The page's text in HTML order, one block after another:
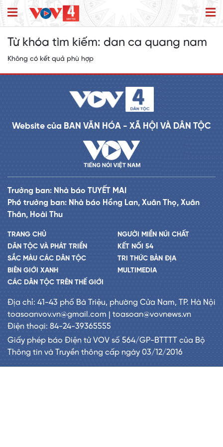
Từ khóa tìm kiếm: dan ca quang nam
Không có kết quả phù hợp
Website của BAN VĂN HÓA - XÃ HỘI VÀ DÂN TỘC
Trưởng ban: Nhà báo TUYẾT MAI
Phó trưởng ban: Nhà báo Hồng Lan, Xuân Thọ, Xuân
Thân, Hoài Thu
TRANG CHỦ
DÂN TỘC VÀ PHÁT TRIỂN
SẮC MÀU CÁC DÂN TỘC
BIÊN GIỚI XANH
CÁC DÂN TỘC TRÊN THẾ GIỚI
NGƯỜI MIỀN NÚI CHẤT
KẾT NỐI 54
TRI THỨC BẢN ĐỊA
MULTIMEDIA
Địa chỉ: 41-43 phố Bà Triệu, phường Cửa Nam, TP. Hà Nội
toasoanvov.vn@gmail.com | toasoan@vovnews.vn
Điện thoại: 84-24-39365555
Giấy phép báo Điện tử VOV số 564/GP-BTTTT của Bộ
Thông tin và Truyền thông cấp ngày 03/12/2016